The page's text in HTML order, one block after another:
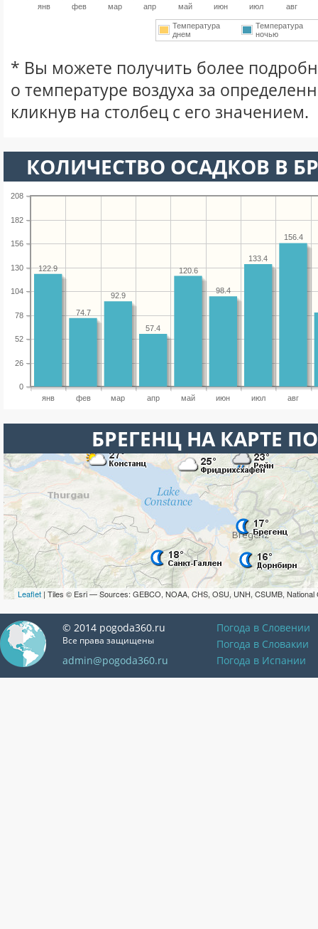
янв фев мар апр май июн июл авг
Температура
днем
Температура
ночью
* Вы можете получить более
о температуре воздуха за
кликнув на столбец с его значением.
КОЛИЧЕСТВО ОСАДКОВ В
янв фев мар апр май июн июл авг
0
26
52
78
104
130
156
182
208
156.4
133.4
98.4
120.6
57.4
92.9
74.7
122.9
БРЕГЕНЦ НА КАРТЕ
Leaflet | Tiles © Esri — Sources: GEBCO, NOAA, CHS, OSU, UNH, CSUMB, National
© 2014 pogoda360.ru
Все права защищены
admin@pogoda360.ru
Погода в Словении
Погода в Словакии
Погода в Испании